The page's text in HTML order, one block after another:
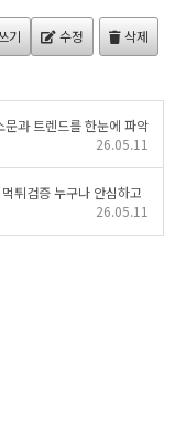
수정 삭제
기
과 트렌드를 한눈에 파악
26.05.11
튀검증 누구나 안심하고
26.05.11